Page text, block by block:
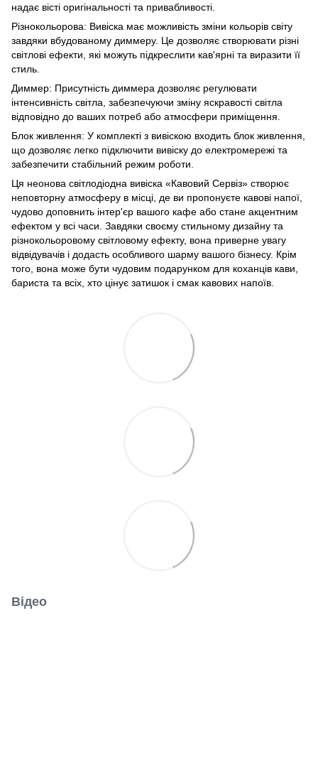
надає вісті оригінальності та привабливості.
Різнокольорова: Вивіска має можливість зміни кольорів світу
завдяки вбудованому диммеру. Це дозволяє створювати різні
світлові ефекти, які можуть підкреслити кав'ярні та виразити її
стиль.
Диммер: Присутність диммера дозволяє регулювати
інтенсивність світла, забезпечуючи зміну яскравості світла
відповідно до ваших потреб або атмосфери приміщення.
Блок живлення: У комплекті з вивіскою входить блок живлення,
що дозволяє легко підключити вивіску до електромережі та
забезпечити стабільний режим роботи.
Ця неонова світлодіодна вивіска «Кавовий Сервіз» створює
неповторну атмосферу в місці, де ви пропонуєте кавові напої,
чудово доповнить інтер'єр вашого кафе або стане акцентним
ефектом у всі часи. Завдяки своєму стильному дизайну та
різнокольоровому світловому ефекту, вона приверне увагу
відвідувачів і додасть особливого шарму вашого бізнесу. Крім
того, вона може бути чудовим подарунком для коханців кави,
бариста та всіх, хто цінує затишок і смак кавових напоїв.
Відео